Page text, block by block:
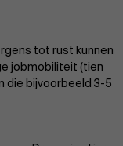
tot rust kunnen
jobmobiliteit (tien
die bijvoorbeeld 3-5